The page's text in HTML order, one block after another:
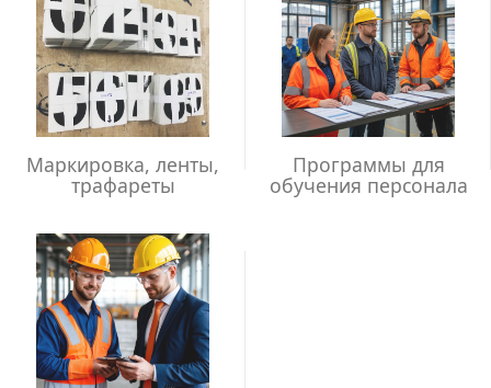
Маркировка, ленты,
трафареты
Программы для
обучения персонала